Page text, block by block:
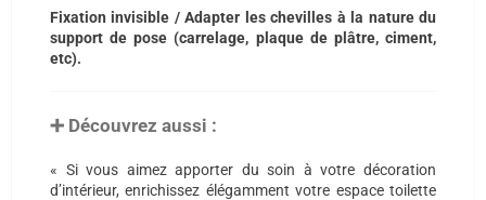
Fixation invisible / Adapter les chevilles à la nature du
support de pose (carrelage, plaque de plâtre, ciment,
etc).
➕ Découvrez aussi :
« Si vous aimez apporter du soin à votre décoration
d’intérieur, enrichissez élégamment votre espace toilette